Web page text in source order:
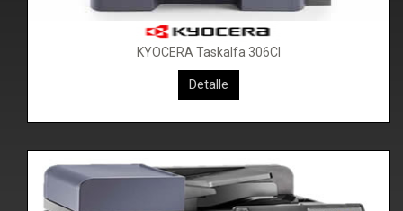
KYOCERA Taskalfa 306CI
Detalle
KYOCERA Taskalfa 406CI